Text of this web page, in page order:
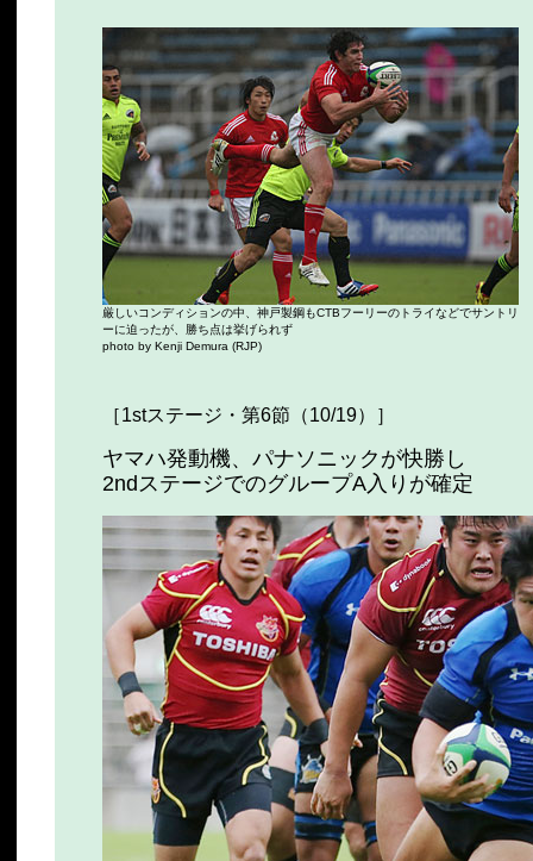
厳しいコンディションの中、神戸製鋼もCTBフーリーのトライなどでサントリ
ーに迫ったが、勝ち点は挙げられず
photo by Kenji Demura (RJP)
［1stステージ・第6節（10/19）］
ヤマハ発動機、パナソニックが快勝し
2ndステージでのグループA入りが確定